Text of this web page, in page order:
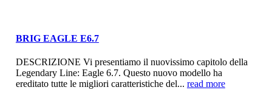
BRIG EAGLE E6.7
DESCRIZIONE Vi presentiamo il nuovissimo capitolo della
Legendary Line: Eagle 6.7. Questo nuovo modello ha
ereditato tutte le migliori caratteristiche del... read more